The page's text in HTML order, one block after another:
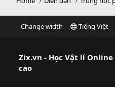
Change width Tiếng Việt
Zix.vn - Học Vật lí
cao